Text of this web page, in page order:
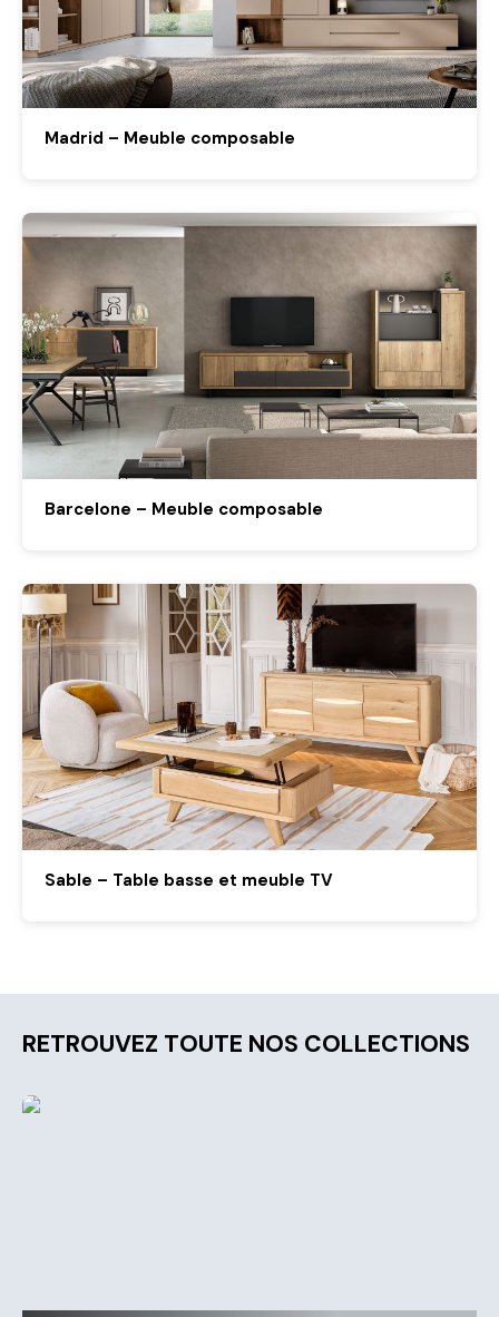
Madrid – Meuble composable
Barcelone – Meuble composable
Sable – Table basse et meuble TV
RETROUVEZ TOUTE NOS COLLECTIONS